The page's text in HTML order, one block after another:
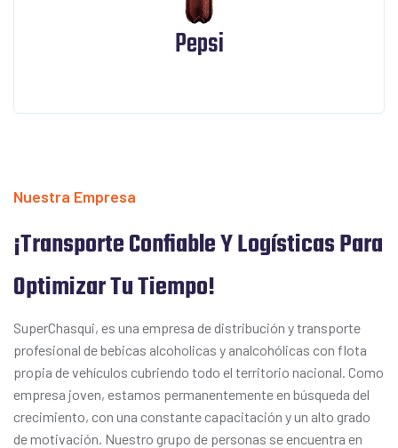
Pepsi
Nuestra Empresa
¡Transporte Confiable Y Logísticas Para
Optimizar Tu Tiempo!
SuperChasqui, es una empresa de distribución y transporte
profesional de bebicas alcoholicas y analcohólicas con flota
propia de vehículos cubriendo todo el territorio nacional. Como
empresa joven, estamos permanentemente en búsqueda del
crecimiento, con una constante capacitación y un alto grado
de motivación. Nuestro grupo de personas se encuentra en